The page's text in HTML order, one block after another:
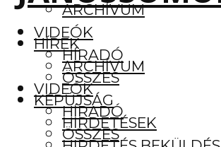
ARCHÍVUM
VIDEÓK
HÍRADÓ
ÖSSZES
KÉPÚJSÁG
HIRDETÉSEK
HÍREK
ARCHÍVUM
VIDEÓK
HÍRADÓ
ÖSSZES